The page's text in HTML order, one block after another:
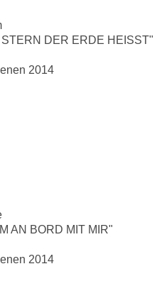
DER ERDE HEISST"
2014
AN BORD MIT MIR"
2014